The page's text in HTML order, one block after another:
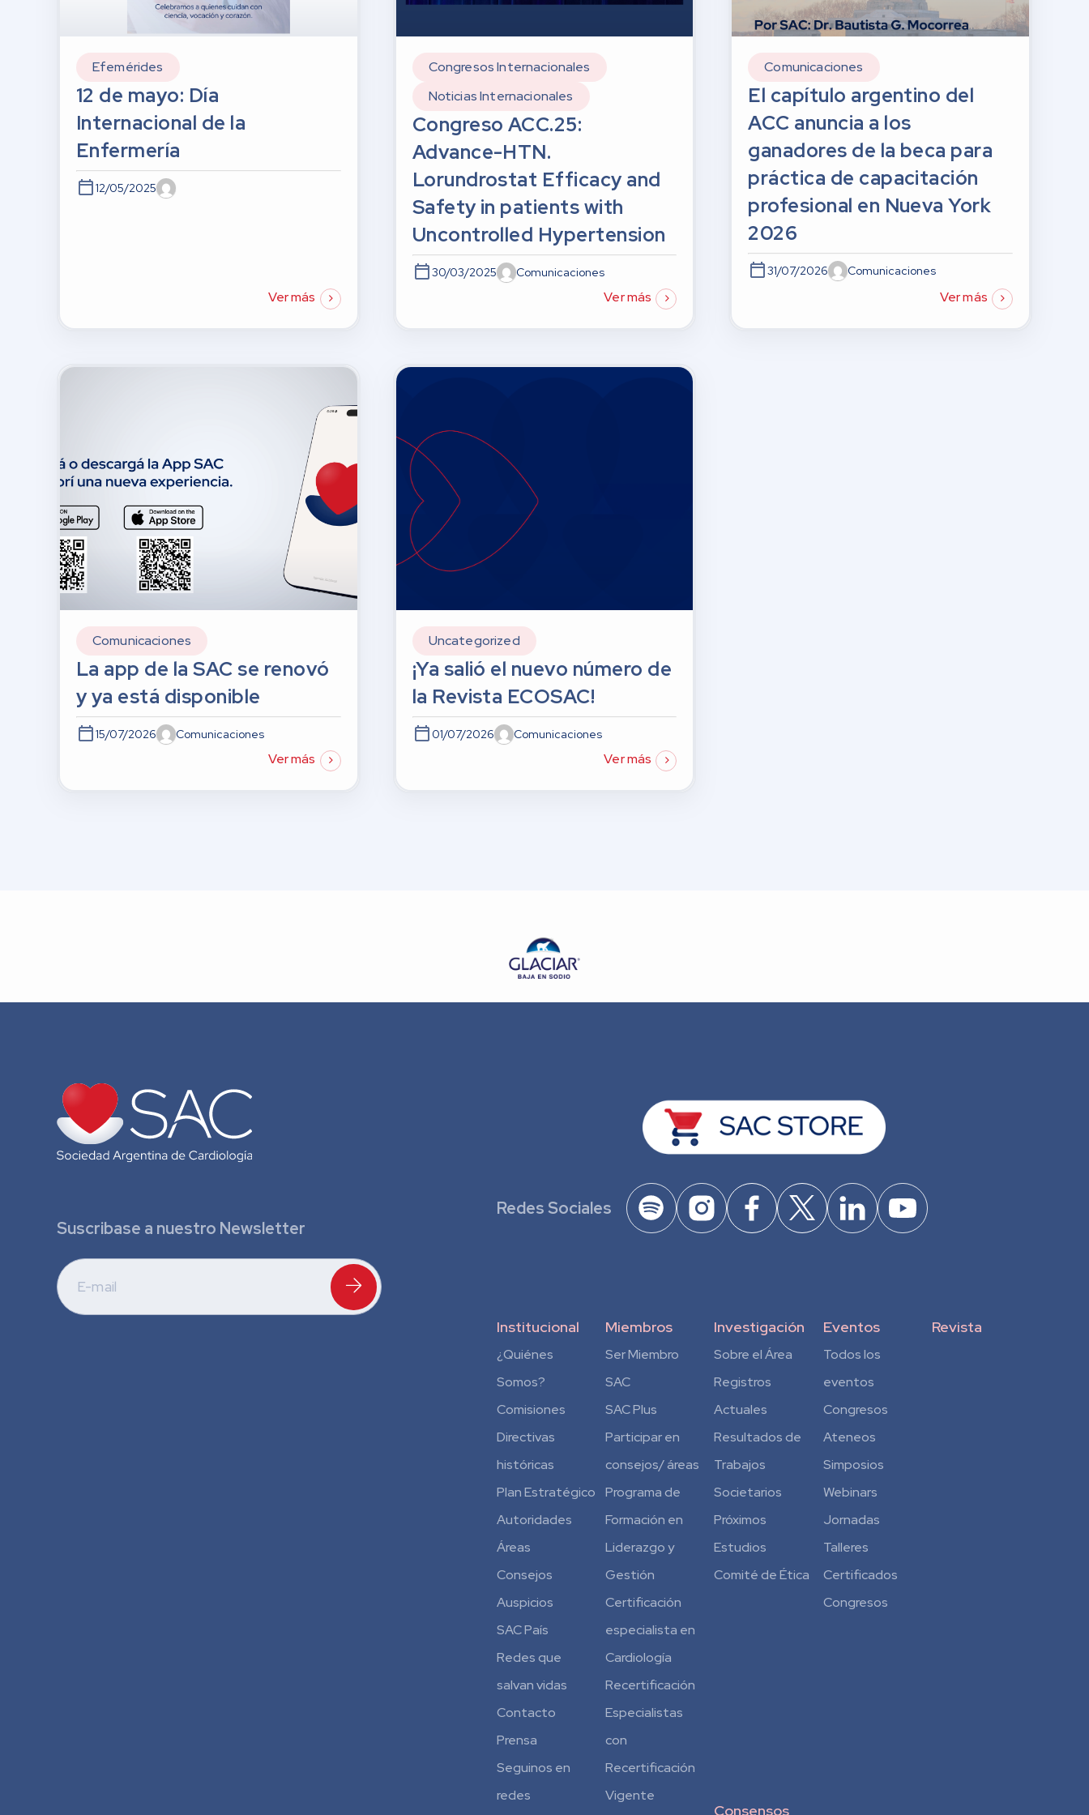
Efemérides
12 de mayo: Día
Internacional de la
Enfermería
12/05/2025
Ver más
Congresos Internacionales
Noticias Internacionales
Congreso ACC.25:
Advance-HTN.
Lorundrostat Efficacy and
Safety in patients with
Uncontrolled Hypertension
30/03/2025 Comunicaciones
Ver más
Comunicaciones
El capítulo argentino del
ACC anuncia a los
ganadores de la beca para
práctica de capacitación
profesional en Nueva York
2026
31/07/2026 Comunicaciones
Ver más
Comunicaciones
La app de la SAC se renovó
y ya está disponible
15/07/2026 Comunicaciones
Ver más
Uncategorized
¡Ya salió el nuevo número de
la Revista ECOSAC!
01/07/2026 Comunicaciones
Ver más
Suscribase a nuestro Newsletter
Redes Sociales
Institucional
¿Quiénes
Somos?
Comisiones
Directivas
históricas
Plan Estratégico
Autoridades
Áreas
Consejos
Auspicios
SAC País
Redes que
salvan vidas
Contacto
Prensa
Seguinos en
redes
Miembros
Ser Miembro
SAC
SAC Plus
Participar en
consejos/ áreas
Programa de
Formación en
Liderazgo y
Gestión
Certificación
especialista en
Cardiología
Recertificación
Especialistas
con
Recertificación
Vigente
Investigación
Sobre el Área
Registros
Actuales
Resultados de
Trabajos
Societarios
Próximos
Estudios
Comité de Ética
Consensos
Eventos
Todos los
eventos
Congresos
Ateneos
Simposios
Webinars
Jornadas
Talleres
Certificados
Congresos
Revista